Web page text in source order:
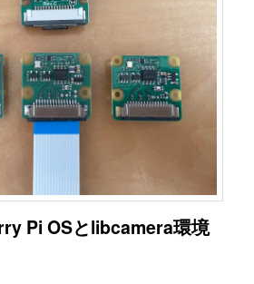
Pi OSとlibcamera環境